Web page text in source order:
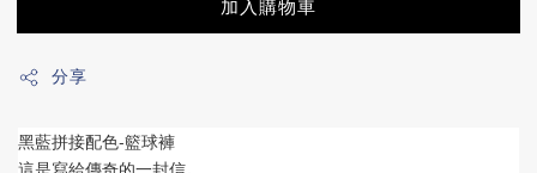
加入購物車
分享
黑藍拼接配色-籃球褲